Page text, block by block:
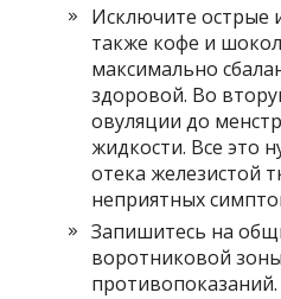
Исключите острые
также кофе и
максимально
здоровой. Во
овуляции до
жидкости. Все это
отека железистой
неприятных
Запишитесь на
воротниковой
противопоказаний.